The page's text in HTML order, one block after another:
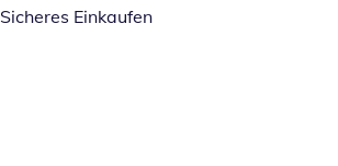
Sicheres Einkaufen